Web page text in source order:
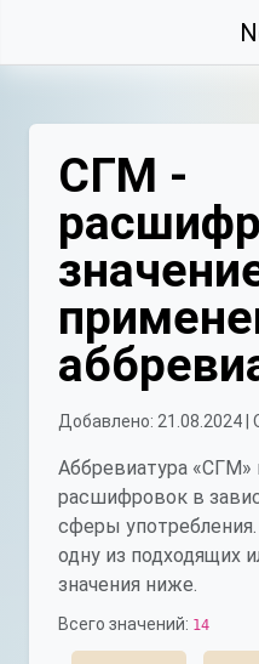
СГМ -
Добавлено: 21.08.2024 |
Аббревиатура
расшифровок в
сферы
одну из подходящих
значения ниже.
Всего значений: 14